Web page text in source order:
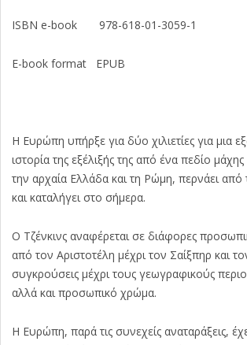
ISBN e-book 978-618-01-3059-1
E-book format EPUB
Η Ευρώπη υπήρξε για δύο χιλιετίες για μια
ιστορία της εξέλιξής της από ένα πεδίο
την αρχαία Ελλάδα και τη Ρώμη, περνάει
και καταλήγει στο σήμερα.
Ο Τζένκινς αναφέρεται σε διάφορες
από τον Αριστοτέλη μέχρι τον Σαίξπηρ και
συγκρούσεις μέχρι τους γεωγραφικούς
αλλά και προσωπικό χρώμα.
Η Ευρώπη, παρά τις συνεχείς αναταράξεις,